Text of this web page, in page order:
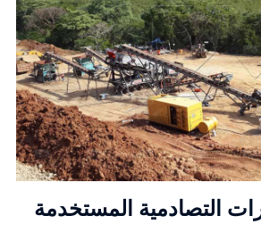
التصادمية المستخدمة